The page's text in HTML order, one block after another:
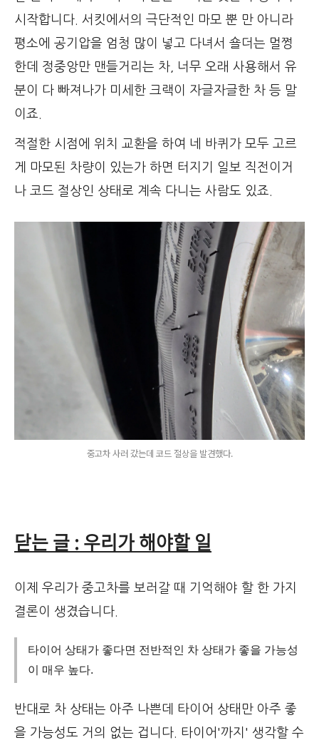
시작합니다. 서킷에서의 극단적인 마모 뿐 만 아니라
평소에 공기압을 엄청 많이 넣고 다녀서 숄더는 멀쩡
한데 정중앙만 맨들거리는 차, 너무 오래 사용해서 유
분이 다 빠져나가 미세한 크랙이 자글자글한 차 등 말
이죠.
적절한 시점에 위치 교환을 하여 네 바퀴가 모두 고르
게 마모된 차량이 있는가 하면 터지기 일보 직전이거
나 코드 절상인 상태로 계속 다니는 사람도 있죠.
중고차 사러 갔는데 코드 절상을 발견했다.
닫는 글 : 우리가 해야할 일
이제 우리가 중고차를 보러갈 때 기억해야 할 한 가지
결론이 생겼습니다.
타이어 상태가 좋다면 전반적인 차 상태가 좋을 가능성
이 매우 높다.
반대로 차 상태는 아주 나쁜데 타이어 상태만 아주 좋
을 가능성도 거의 없는 겁니다. 타이어'까지' 생각할 수